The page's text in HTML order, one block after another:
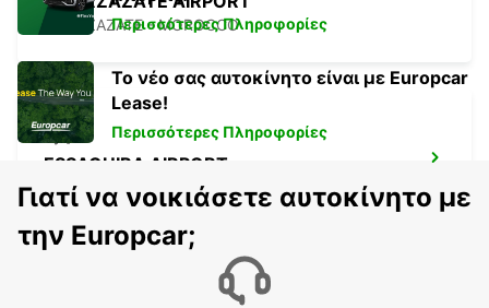
OUARZAZATE - MOROCCO
ESSAOUIRA AIRPORT
ESSAOUIRA - MOROCCO
Περισσότερες Πληροφορίες
Το νέο σας αυτοκίνητο είναι με Europcar
Lease!
Περισσότερες Πληροφορίες
Γιατί να νοικιάσετε αυτοκίνητο με
την Europcar;